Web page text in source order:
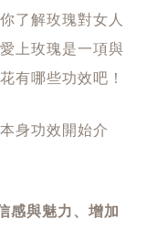
了解玫瑰對女人
上玫瑰是一項與
有哪些功效吧！
身功效開始介
感與魅力、增加